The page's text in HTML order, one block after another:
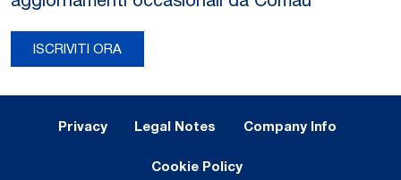
ISCRIVITI ORA
Privacy Legal Notes Company Info
Cookie Policy